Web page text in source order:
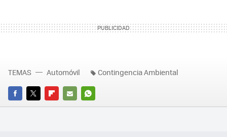
FACEBOOK
TWITTERFLIPBOARD
E-
WHATSAPP
TEMAS Automóvil Contingencia Ambiental